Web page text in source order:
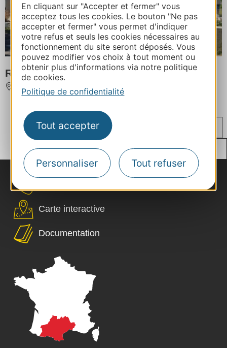
En cliquant sur "Accepter et fermer" vous
acceptez tous les cookies. Le bouton "Ne pas
accepter et fermer" vous permet d'indiquer
votre refus et seuls les cookies nécessaires au
fonctionnement du site seront déposés. Vous
pouvez modifier vos choix à tout moment ou
obtenir plus d'informations via notre politique
de cookies.
Politique de confidentialité
Tout accepter
Personnaliser Tout refuser
Restaurant la Boucherie
MONTAUBAN
‹ 1 ... 53 ...
207 208 209 284 305
Carte interactive
Documentation